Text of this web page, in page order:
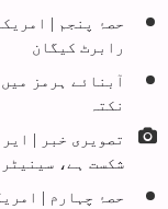
حصۂ پنجم |
رابرٹ کیگان
آبنائے ہرمز
نکتہ
تصویری خبر |
شکست ہے،
حصۂ چہارم |